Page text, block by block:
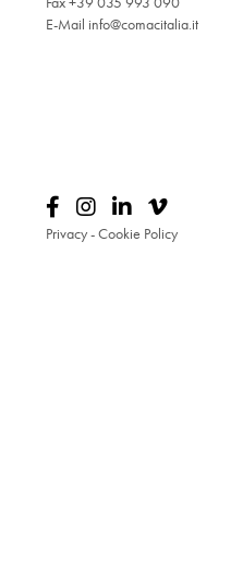
E-Mail info@comacitalia.it
Privacy-Cookie Policy